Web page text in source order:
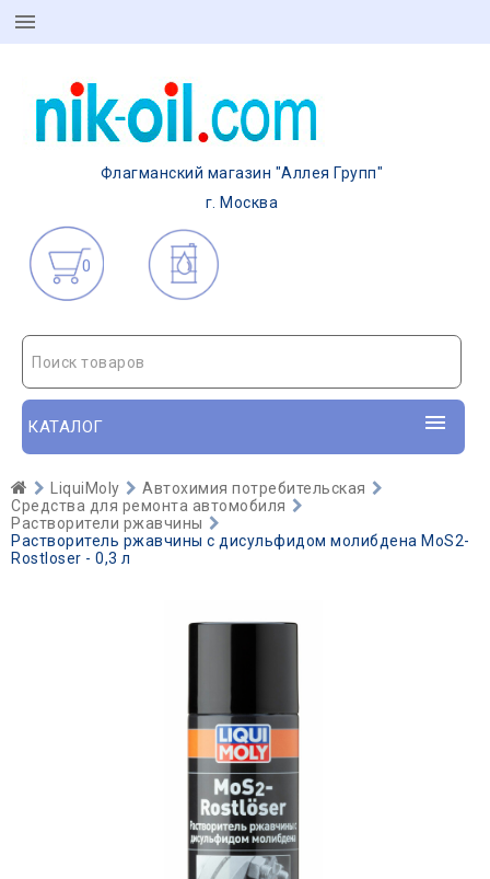
Флагманский магазин "Аллея Групп"
г. Москва
0
Поиск товаров
КАТАЛОГ
LiquiMoly
Автохимия потребительская
Средства для ремонта автомобиля
Растворители ржавчины
Растворитель ржавчины с дисульфидом молибдена MoS2-
Rostloser - 0,3 л